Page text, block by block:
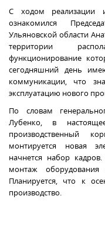
С ходом реализации
ознакомился
Ульяновской области
территории
функционирование
сегодняшний день
коммуникации, что
эксплуатацию нового
По словам
Лубенко, в
производственный
монтируется новая
начнется набор
монтаж
Планируется, что к
производство.